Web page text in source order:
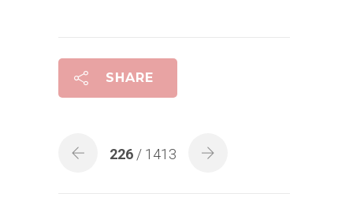
SHARE
226 / 1413